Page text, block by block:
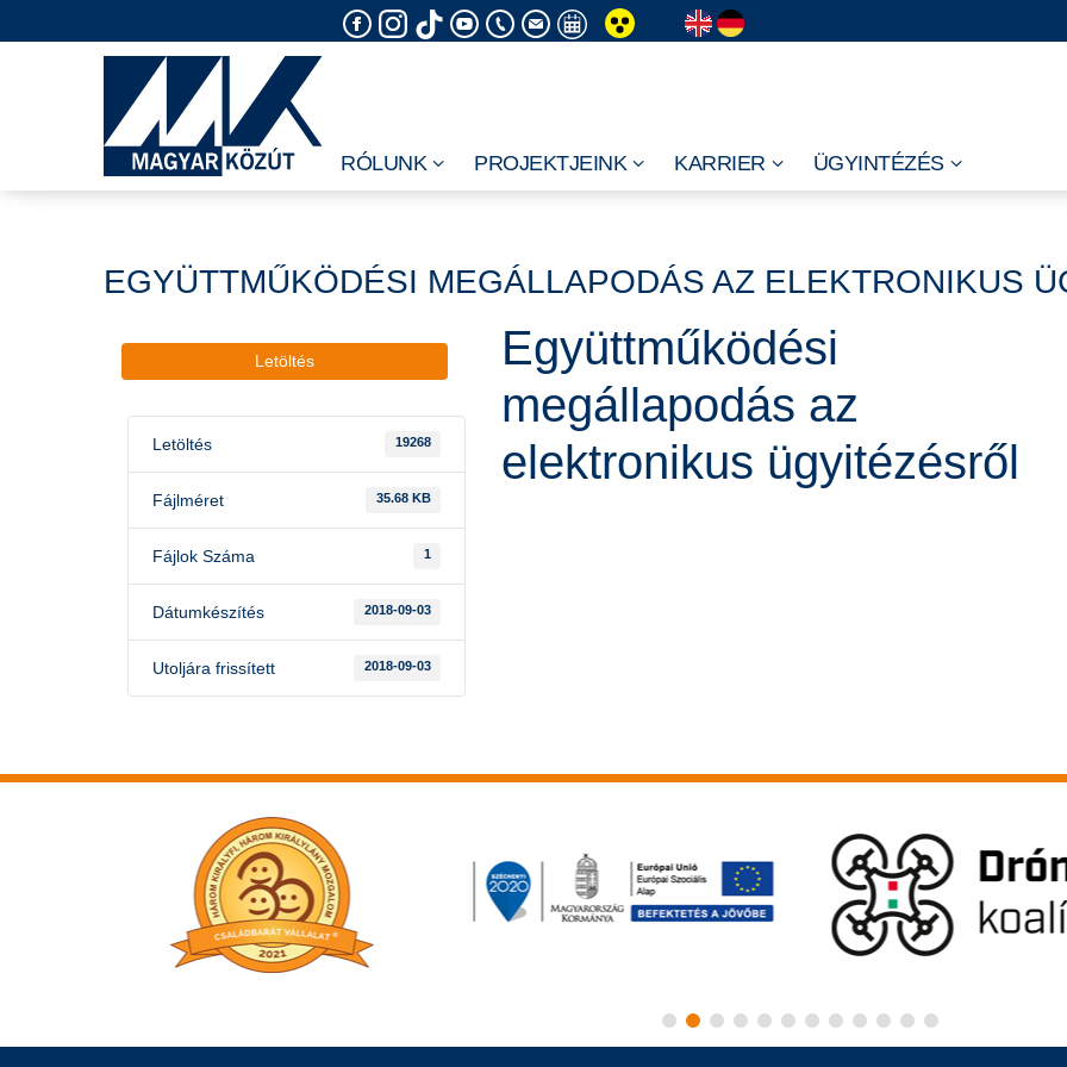
to
RÓLUNK PROJEKTJEINK KARRIER ÜGYINTÉZÉS
EGYÜTTMŰKÖDÉSI MEGÁLLAPODÁS AZ ELEKTRONIKUS
Letöltés
Letöltés 19268
Fájlméret 35.68 KB
Fájlok Száma 1
Dátumkészítés 2018-09-03
Utoljára frissített 2018-09-03
Együttműködési
megállapodás az
elektronikus ügyitézésről